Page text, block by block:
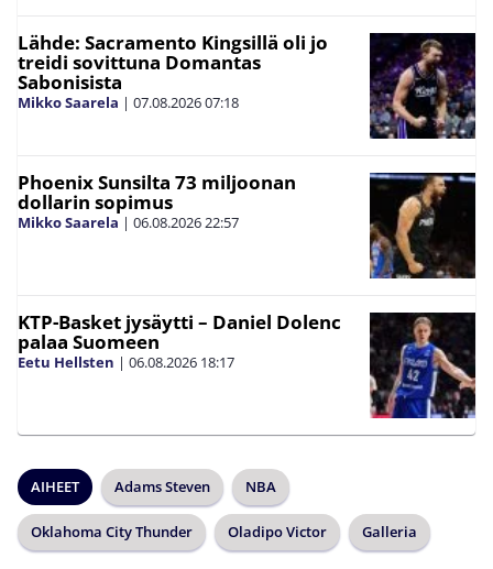
Lähde: Sacramento Kingsillä oli jo
treidi sovittuna Domantas
Sabonisista
Mikko Saarela | 07.08.202607:18
Phoenix Sunsilta 73 miljoonan
dollarin sopimus
Mikko Saarela | 06.08.202622:57
KTP-Basket jysäytti – Daniel Dolenc
palaa Suomeen
Eetu Hellsten | 06.08.2026 18:17
AIHEET Adams Steven NBA
Oklahoma City Thunder Oladipo Victor Galleria